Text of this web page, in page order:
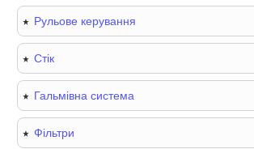
Рульове керування
Стік
Гальмівна система
Фільтри